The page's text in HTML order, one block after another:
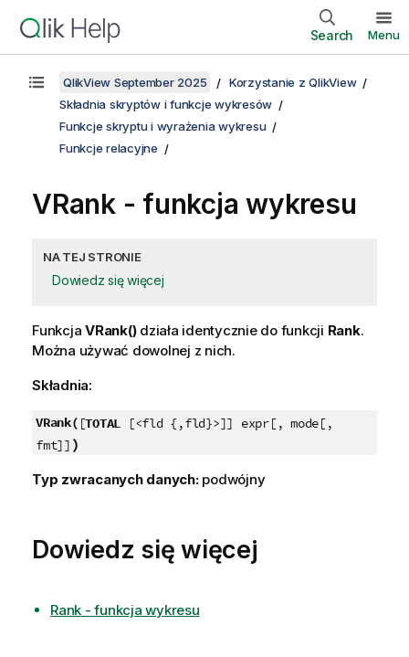
Search Menu
QlikView September 2025
Korzystanie z QlikView
Składnia skryptów i funkcje wykresów
Funkcje skryptu i wyrażenia wykresu
Funkcje relacyjne
VRank- funkcja wykresu
NA TEJ STRONIE
Dowiedz się więcej
Funkcja VRank()działa identycznie do funkcji Rank.
Można używać dowolnej z nich.
Składnia:
VRank( [TOTAL [<fld {,fld}>]] expr[, mode[,
fmt]] )
Typ zwracanych danych: podwójny
Dowiedz się więcej
Rank - funkcja wykresu